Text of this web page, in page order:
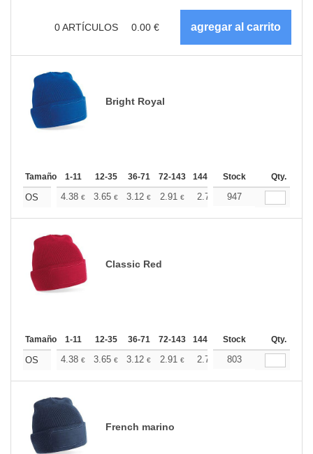
0ARTÍCULOS 0.00 €
Bright Royal
Tamaño 1-11 12-35 36-71 72-143 144-287 288 + Más
Stock Qty.
OS 4.38 € 3.65 € 3.12 € 2.91 € 2.77 2.75
947
Classic Red
Tamaño 1-11 12-35 36-71 72-143 144-287 288 + Más
Stock Qty.
OS 4.38 € 3.65 € 3.12 € 2.91 € 2.77 2.75
803
French marino